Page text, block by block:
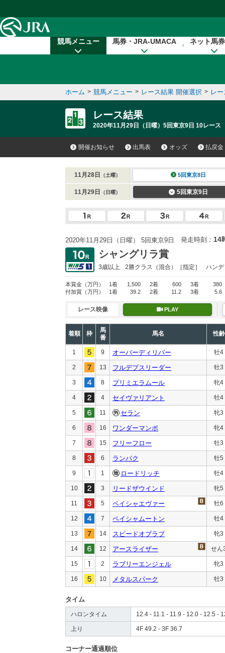
競馬メニュー 馬券・JRA-UMACA ネット馬
ホーム > 競馬メニュー > レース結果 開催選択 > レ
レース結果
2020年11月29日（日曜）5回東京9日 10レース
開催お知らせ 出馬表 オッズ 払戻金
11月28日 （土曜） 5回東京8日
11月29日 （日曜） 5回東京9日
2020年11月29日（日曜） 5回東京9日 発走時刻： 14
シャングリラ賞
3歳以上 2勝クラス （混合）［指定］ ハンデ
本賞金 （万円） 1着 1,500 2着 600 3着
380
付加賞 （万円） 1着 39.2 2着 11.2 3着 5.6
レース映像 PLAY
着順 枠
馬
番
馬名 性齢
1 9 オーバーディリバー 牡4
2 13 フルデプスリーダー 牡3
3 8 プリミエラムール 牝4
4 4 セイヴァリアント 牡4
5 11 セラン 牝3
6 16 ワンダーマンボ 牝4
7 15 フリーフロー 牡3
8 6 ランパク 牡5
9 1 ロードリッチ 牡4
10 3 リードザウインド 牝5
11 5 ペイシャエヴァー 牡6
12 7 ペイシャムートン 牡4
13 14 スピードオブラブ 牝3
14 12 アースライザー せん
15 2 ラブリーエンジェル 牝3
16 10 メタルスパーク 牡3
タイム
ハロンタイム 12.4 - 11.1 - 11.9 - 12.0 - 12.5 -
上り 4F 49.2 - 3F 36.7
コーナー通過順位